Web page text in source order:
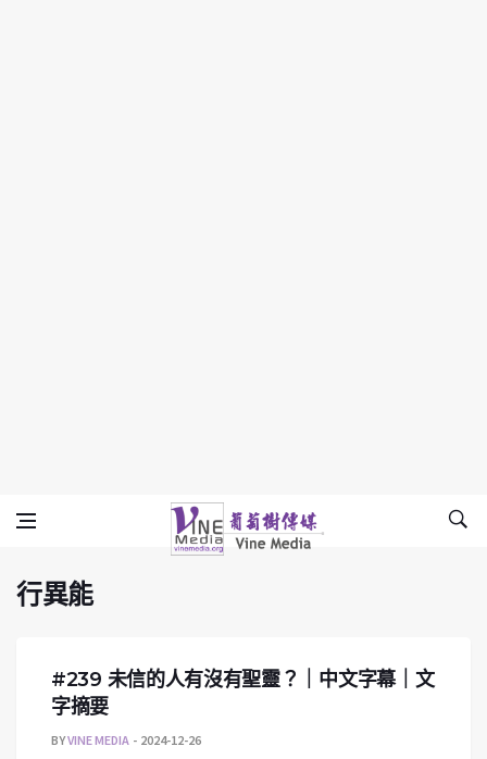
行異能
Vine Media
葡萄樹傳媒
行異能
#239 未信的人有沒有聖靈？｜中文字幕｜文
字摘要
BYVINE MEDIA 2024-12-26